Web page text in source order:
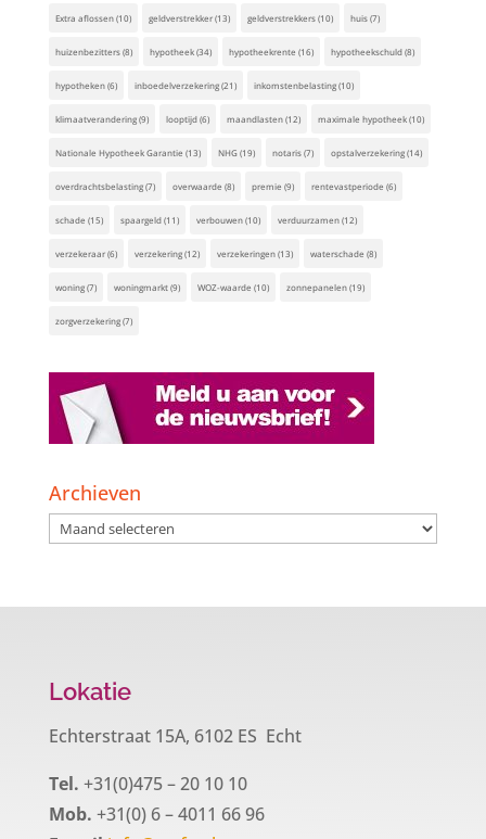
Extra aflossen(10) geldverstrekker(13) geldverstrekkers(10) huis(7)
huizenbezitters(8) hypotheek(34) hypotheekrente (16) hypotheekschuld(8)
hypotheken(6) inboedelverzekering(21) inkomstenbelasting(10)
klimaatverandering(9) looptijd(6) maandlasten(12) maximale hypotheek(10)
Nationale Hypotheek Garantie (13) NHG(19) notaris(7) opstalverzekering(14)
overdrachtsbelasting(7) overwaarde (8) premie (9) rentevastperiode (6)
schade (15) spaargeld(11) verbouwen(10) verduurzamen(12)
verzekeraar(6) verzekering(12) verzekeringen(13) waterschade (8)
woning(7) woningmarkt(9) WOZ-waarde (10) zonnepanelen(19)
zorgverzekering(7)
Archieven
Archieven
Lokatie
Echterstraat 15A, 6102 ES Echt
Tel. +31(0)475 – 20 10 10
Mob. +31(0) 6 – 4011 66 96